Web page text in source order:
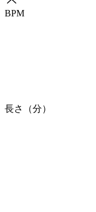
BPM
長さ（分）